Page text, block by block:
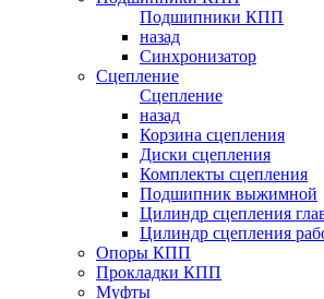
Подшипники КПП
назад
Синхронизатор
Сцепление
Сцепление
назад
Корзина сцепления
Диски сцепления
Комплекты сцепления
Подшипник выжимной
Цилиндр сцепления
Цилиндр сцепления
Опоры КПП
Прокладки КПП
Муфты